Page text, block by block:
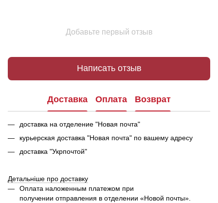
Добавьте первый отзыв
Написать отзыв
Доставка Оплата Возврат
доставка на отделение "Новая почта"
курьерская доставка "Новая почта" по вашему адресу
доставка "Укрпочтой"
Детальніше про доставку
Оплата наложенным платежом при
получении отправления в отделении «Новой почты».